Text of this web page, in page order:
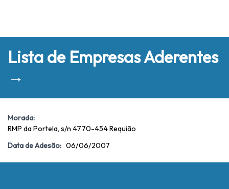
Lista de Empresas Aderentes
→
Morada:
RMP da Portela, s/n 4770-454 Requião
Data de Adesão: 06/06/2007